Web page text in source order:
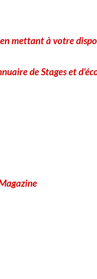
mes rêves chantent"
C'était il y a
et inspirante.à
dans la misère à côté de
assistant social et
mettant à votre
de Stages et